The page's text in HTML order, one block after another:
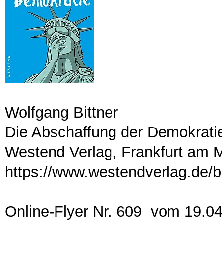
Wolfgang Bittner
Die Abschaffung der
Westend Verlag, Frankfurt am
https://www.westendverlag.de/
Online-Flyer Nr. 609 vom